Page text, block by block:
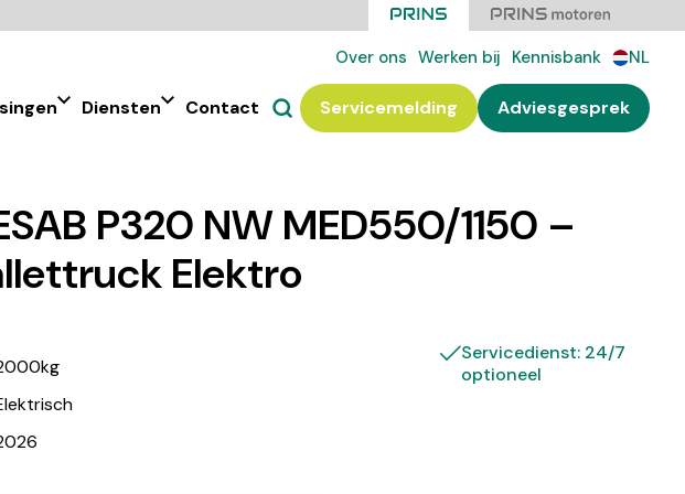
Over ons Werken bij Kennisbank NL
Diensten Contact Servicemelding Adviesgesprek
P320 NW MED550/1150 –
Elektro
Servicedienst: 24/7
optioneel